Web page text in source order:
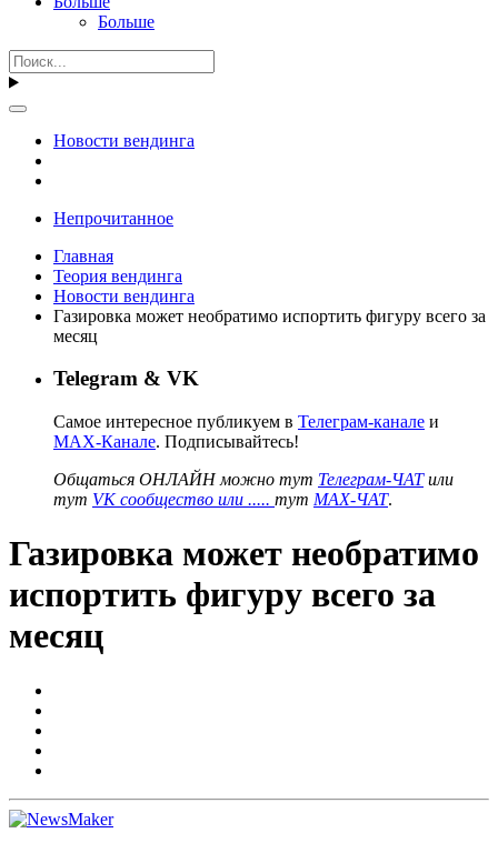
Больше
Новости вендинга
Непрочитанное
Главная
Теория вендинга
Новости вендинга
Газировка может необратимо испортить фигуру всего за
месяц
Telegram & VK
Самое интересное публикуем в Телеграм-канале и
MAX-Канале. Подписывайтесь!
Общаться ОНЛАЙН можно тут Телеграм-ЧАТили
тут VK сообщество или ..... тут MAX-ЧАТ.
Газировка может необратимо
испортить фигуру всего за
месяц